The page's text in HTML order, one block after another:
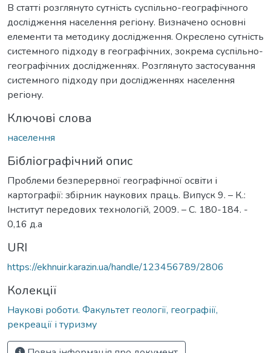
В статті розглянуто сутність суспільно-географічного
дослідження населення регіону. Визначено основні
елементи та методику дослідження. Окреслено сутність
системного підходу в географічних, зокрема суспільно-
географічних дослідженнях. Розглянуто застосування
системного підходу при дослідженнях населення
регіону.
Ключові слова
населення
Бібліографічний опис
Проблеми безперервної географічної освіти і
картографії: збірник наукових праць. Випуск 9. – К.:
Інститут передових технологій, 2009. – С. 180-184. -
0,16 д.а
URI
https://ekhnuir.karazin.ua/handle/123456789/2806
Колекції
Наукові роботи. Факультет геології, географіії,
рекреації і туризму